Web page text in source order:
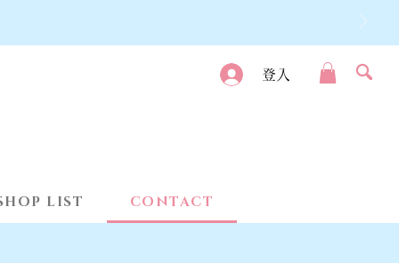
登入
LIST CONTACT